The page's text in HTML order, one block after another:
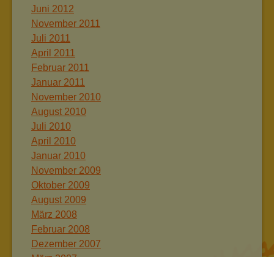
Juni 2012
November 2011
Juli 2011
April 2011
Februar 2011
Januar 2011
November 2010
August 2010
Juli 2010
April 2010
Januar 2010
November 2009
Oktober 2009
August 2009
März 2008
Februar 2008
Dezember 2007